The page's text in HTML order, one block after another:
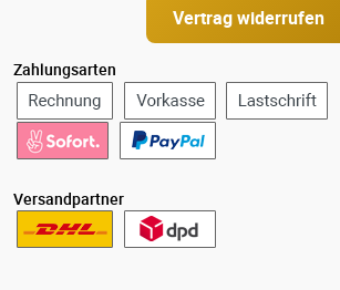
Vertrag widerrufen
Zahlungsarten
Versandpartner